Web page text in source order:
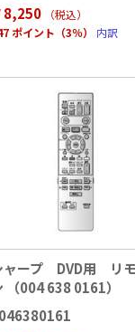
8,250
（税込）
ポイント（3％）
内訳
ャープ DVD用 リ
（004 638 0161）